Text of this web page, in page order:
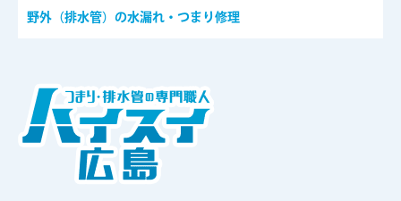
野外（排水管）の水漏れ・つまり修理